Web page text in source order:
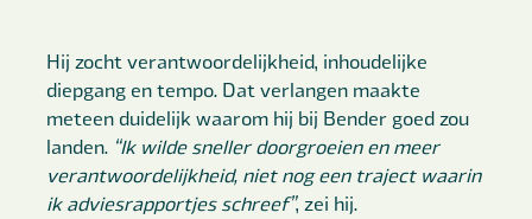
Hij zocht verantwoordelijkheid, inhoudelijke
diepgang en tempo. Dat verlangen maakte
meteen duidelijk waarom hij bij Bender goed zou
landen. “Ik wilde sneller doorgroeien en meer
verantwoordelijkheid, niet nog een traject waarin
ik adviesrapportjes schreef”, zei hij.